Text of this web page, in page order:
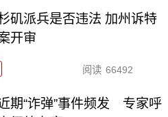
矶派兵是否违法 加州诉特
开审
阅读 66492
期“诈弹”事件频发 专家呼